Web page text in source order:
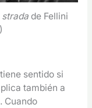
stradade Fellini
sentido si
también a
Cuando